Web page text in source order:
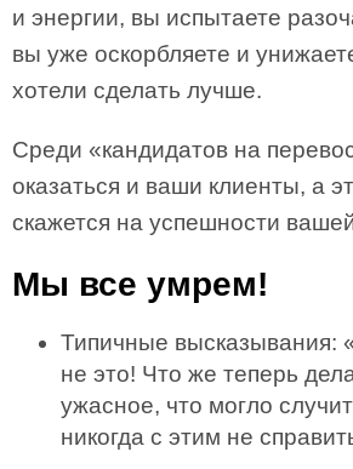
и энергии, вы испытаете
вы уже оскорбляете и
хотели сделать лучше.
Среди «кандидатов на
оказаться и ваши клиенты, а
скажется на успешности
Мы все умрем!
Типичные высказывания:
не это! Что же теперь
ужасное, что могло
никогда с этим не